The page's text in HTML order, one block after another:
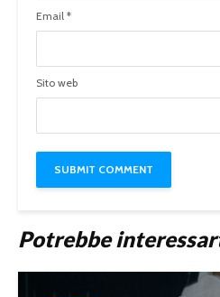
Email *
Sito web
Potrebbe